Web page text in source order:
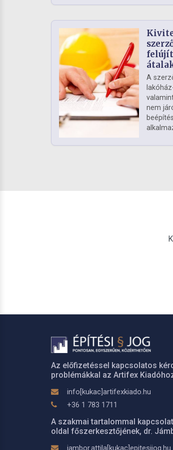
A
nem
Az előfizetéssel kapcsolatos
problémákkal az Artifex
info[kukac]artifexkiado.hu
+36 1 783 1711
A szakmai tartalommal
oldal főszerkesztőjének, dr.
jambor.attila[kukac]epitesijog.hu